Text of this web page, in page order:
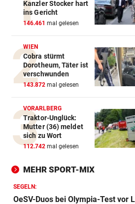
Kanzler Stocker hart
ins Gericht
146.461 mal gelesen
WIEN
Cobra stürmt
Dorotheum, Täter ist
verschwunden
143.872 mal gelesen
VORARLBERG
Traktor-Unglück:
Mutter (36) meldet
sich zu Wort
112.742 mal gelesen
MEHR SPORT-MIX
SEGELN:
OeSV-Duos bei Olympia-Test vor